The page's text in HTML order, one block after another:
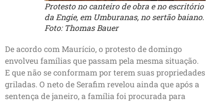
Protesto no canteiro de obra e no escritório
da Engie, em Umburanas, no sertão baiano.
Foto: Thomas Bauer
De acordo com Maurício, o protesto de domingo
envolveu famílias que passam pela mesma situação.
E que não se conformam por terem suas propriedades
griladas. O neto de Serafim revelou ainda que após a
sentença de janeiro, a família foi procurada para